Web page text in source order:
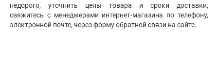
недорого, уточнить цены товара и сроки доставки,
свяжитесь с менеджерами интернет-магазина по телефону,
электронной почте, через форму обратной связи на сайте.